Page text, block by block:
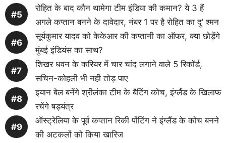
रोहित के बाद कौन थामेगा टीम इंडिया की कमान? ये 3 हैं
अगले कप्तान बनने के दावेदार, नंबर 1 पर है रोहित का दु’ श्मन
सूर्यकुमार यादव को केकेआर की कप्तानी का ऑफर, क्या छोड़ेंगे
मुंबई इंडियंस का साथ?
शिखर धवन के करियर में चार चांद लगाने वाले 5 रिकॉर्ड,
सचिन-कोहली भी नही तोड़ पाए
इयान बेल बनेंगे श्रीलंका टीम के बैटिंग कोच, इंग्लैंड के खिलाफ
रचेंगे षड्यंत्र
ऑस्ट्रेलिया के पूर्व कप्तान रिकी पोंटिंग ने इंग्लैंड के कोच बनने
की अटकलों को किया खारिज